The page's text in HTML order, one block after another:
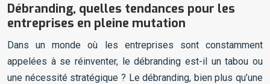
Débranding, quelles tendances pour les
entreprises en pleine mutation
Dans un monde où les entreprises sont constamment
appelées à se réinventer, le débranding est-il un tabou ou
une nécessité stratégique ? Le débranding, bien plus qu’une